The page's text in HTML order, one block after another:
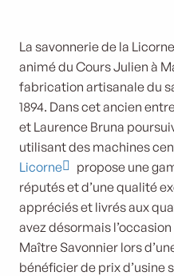
La savonnerie de la
animé du Cours Julien à
fabrication artisanale du
1894. Dans cet ancien
et Laurence Bruna
utilisant des machines
Licorne
propose une
réputés et d’une qualité
appréciés et livrés aux
avez désormais
Maître Savonnier lors
bénéficier de prix d’usine